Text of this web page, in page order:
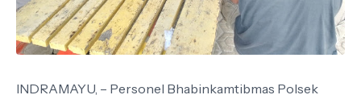
INDRAMAYU, – Personel Bhabinkamtibmas Polsek